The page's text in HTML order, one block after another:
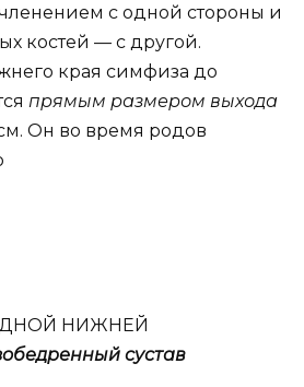
с одной стороны и
костей — с другой.
края симфиза до
прямым размером выхода
Он во время родов
НИЖНЕЙ
сустав